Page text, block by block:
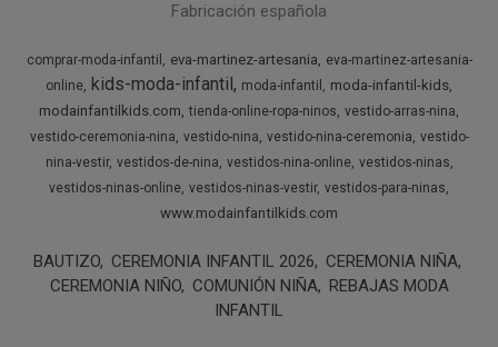
Fabricación española
comprar-moda-infantil eva-martinez-artesania
eva-martinez-artesania-
online
kids-moda-infantil moda-infantil
moda-infantil-kids
modainfantilkids.com tienda-online-ropa-ninos vestido-arras-nina
vestido-ceremonia-nina vestido-nina vestido-nina-ceremonia vestido-
nina-vestir vestidos-de-nina vestidos-nina-online vestidos-ninas
vestidos-ninas-online vestidos-ninas-vestir vestidos-para-ninas
www.modainfantilkids.com
BAUTIZO CEREMONIA INFANTIL 2026
CEREMONIA NIÑA
CEREMONIA NIÑO COMUNIÓN NIÑA REBAJAS MODA
INFANTIL